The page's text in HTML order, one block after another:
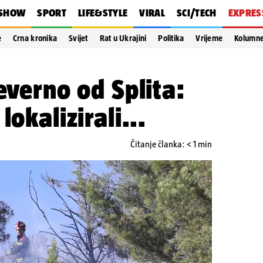
SPORT LIFE&STYLE VIRAL SCI/TECH
Crna kronika Svijet Rat u Ukrajini Politika Vrijeme
od Splita:
lokalizirali...
Čitanje članka: < 1 min